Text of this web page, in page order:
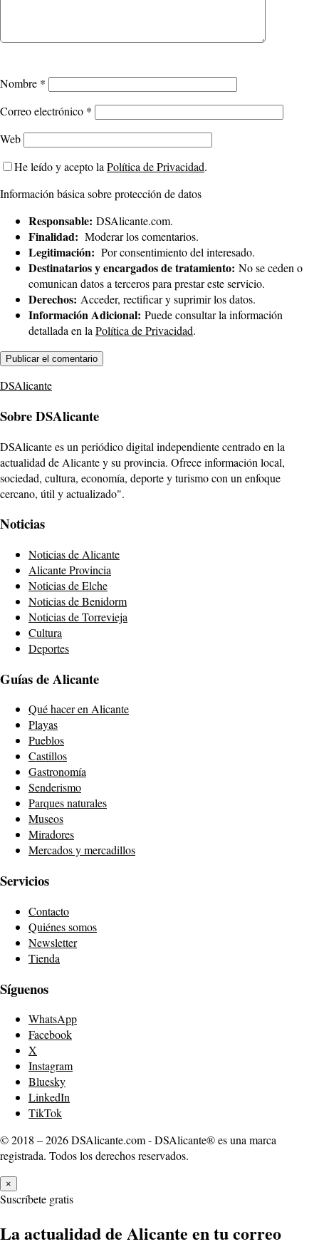
Nombre *
Correo electrónico *
Web
He leído y acepto la Política de Privacidad.
Información básica sobre protección de datos
Responsable: DSAlicante.com.
Finalidad: Moderar los comentarios.
Legitimación: Por consentimiento del interesado.
Destinatarios y encargados de tratamiento: No se ceden o
comunican datos a terceros para prestar este servicio.
Derechos: Acceder, rectificar y suprimir los datos.
Información Adicional: Puede consultar la información
detallada en la Política de Privacidad.
DSAlicante
Sobre DSAlicante
DSAlicante es un periódico digital independiente centrado en la
actualidad de Alicante y su provincia. Ofrece información local,
sociedad, cultura, economía, deporte y turismo con un enfoque
cercano, útil y actualizado".
Noticias
Noticias de Alicante
Alicante Provincia
Noticias de Elche
Noticias de Benidorm
Noticias de Torrevieja
Cultura
Deportes
Guías de Alicante
Qué hacer en Alicante
Playas
Pueblos
Castillos
Gastronomía
Senderismo
Parques naturales
Museos
Miradores
Mercados y mercadillos
Servicios
Contacto
Quiénes somos
Newsletter
Tienda
Síguenos
WhatsApp
Facebook
X
Instagram
Bluesky
LinkedIn
TikTok
© 2018 – 2026 DSAlicante.com - DSAlicante® es una marca
registrada. Todos los derechos reservados.
×
Suscríbete gratis
La actualidad de Alicante en tu correo